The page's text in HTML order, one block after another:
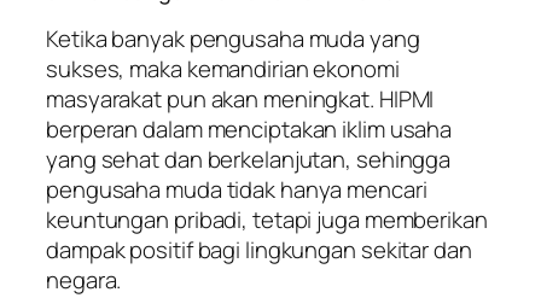
Ketika banyak pengusaha muda yang
sukses, maka kemandirian ekonomi
masyarakat pun akan meningkat. HIPMI
berperan dalam menciptakan iklim usaha
yang sehat dan berkelanjutan, sehingga
pengusaha muda tidak hanya mencari
keuntungan pribadi, tetapi juga memberikan
dampak positif bagi lingkungan sekitar dan
negara.